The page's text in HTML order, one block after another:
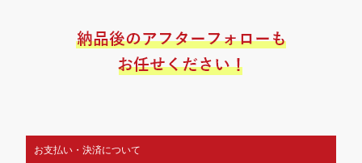
お支払い・決済について